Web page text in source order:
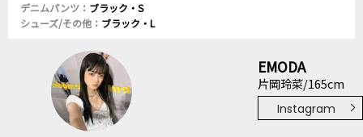
デニムパンツ： ブラック・S
シューズ/その他： ブラック・L
EMODA
片岡玲菜/165cm
Instagram